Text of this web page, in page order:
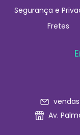
Segurança e
Fretes
Av.